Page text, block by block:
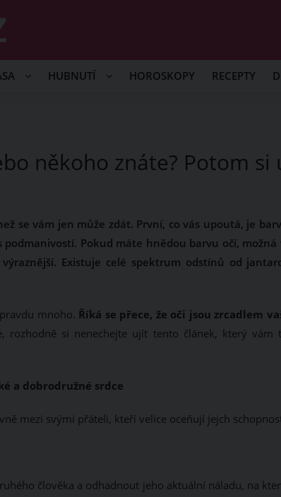
HUBNUTÍ HOROSKOPY RECEPTY
někoho znáte? Potom si
se vám jen může zdát. První, co vás upoutá, je
Pokud máte hnědou barvu očí,
Existuje celé spektrum odstínů od
mnoho. Říká se přece, že oči jsou zrcadlem
rozhodně si nenechejte ujít tento článek, který vám
a dobrodružné srdce
mezi svými přáteli, kteří velice oceňují jejch
člověka a odhadnout jeho aktuální náladu, na